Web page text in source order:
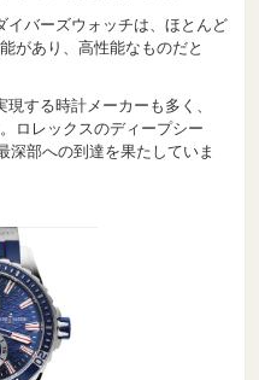
イバーズウォッチは、ほとんど
があり、高性能なものだと
する時計メーカーも多く、
ロレックスのディープシー
深部への到達を果たしていま